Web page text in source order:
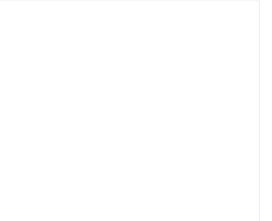
je 5 z 5 hvězdiček.
je 5 z 5 hvězdiček.